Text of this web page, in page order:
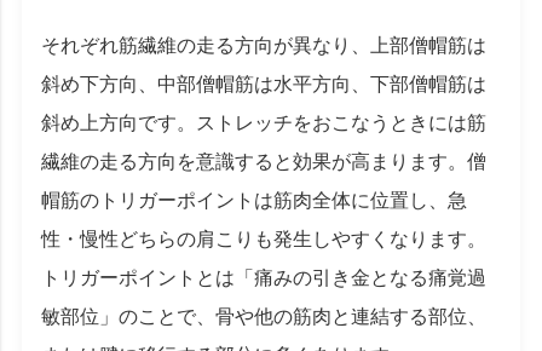
それぞれ筋繊維の走る方向が異なり、上部僧帽筋は
斜め下方向、中部僧帽筋は水平方向、下部僧帽筋は
斜め上方向です。ストレッチをおこなうときには筋
繊維の走る方向を意識すると効果が高まります。僧
帽筋のトリガーポイントは筋肉全体に位置し、急
性・慢性どちらの肩こりも発生しやすくなります。
トリガーポイントとは「痛みの引き金となる痛覚過
敏部位」のことで、骨や他の筋肉と連結する部位、